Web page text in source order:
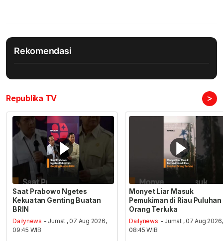
Rekomendasi
Republika TV >
Saat Prabowo Ngetes
Kekuatan Genting Buatan
BRIN
Dailynews - Jumat , 07 Aug 2026,
09:45 WIB
Monyet Liar Masuk
Pemukiman di Riau Puluhan
Orang Terluka
Dailynews - Jumat , 07 Aug 2026,
08:45 WIB